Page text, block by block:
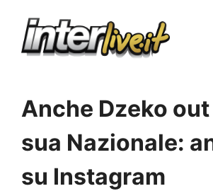
Anche Dzeko
sua Nazionale:
su Instagram